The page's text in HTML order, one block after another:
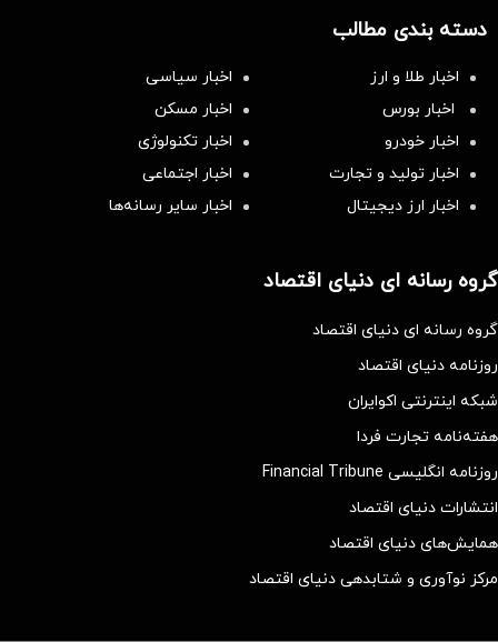
دسته بندی مطالب
اخبار طلا و ارز
اخبار سیاسی
اخبار بورس
اخبار مسکن
اخبار خودرو
اخبار تکنولوژی
اخبار تولید و تجارت
اخبار اجتماعی
اخبار ارز دیجیتال
اخبار سایر رسانه‌‌ها
گروه رسانه ای دنیای اقتصاد
گروه رسانه ای دنیای اقتصاد
روزنامه دنیای اقتصاد
شبکه اینترنتی اکوایران
هفته‌نامه تجارت فردا
روزنامه انگلیسی Financial Tribune
انتشارات دنیای اقتصاد
همایش‌های دنیای اقتصاد
مرکز نوآوری و شتابدهی دنیای اقتصاد